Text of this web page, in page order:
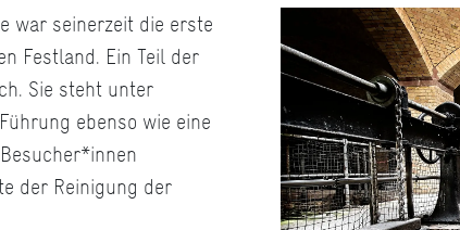
war seinerzeit die erste
Festland. Ein Teil der
Sie steht unter
ebenso wie eine
der Reinigung der